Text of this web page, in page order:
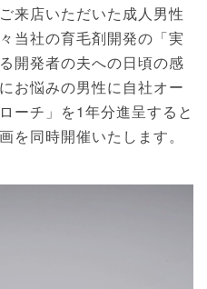
来店いただいた成人男性
当社の育毛剤開発の「実
開発者の夫への日頃の感
お悩みの男性に自社オー
ーチ」を1年分進呈すると
を同時開催いたします。